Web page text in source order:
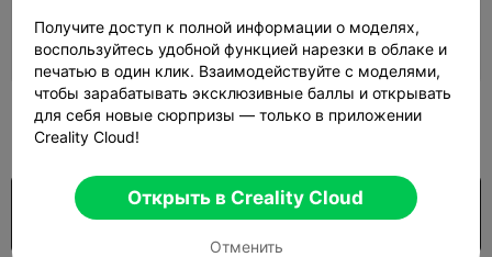
 03h 07m  1 plates  125.09g
100
US$0.99 $7.99/Month
Получите доступ к полной информации о моделях,
воспользуйтесь удобной функцией нарезки в облаке и
печатью в один клик. Взаимодействуйте с моделями,
чтобы зарабатывать эксклюзивные баллы и открывать
для себя новые сюрпризы — только в приложении
Creality Cloud!
Открыть в Creality Cloud
Отменить